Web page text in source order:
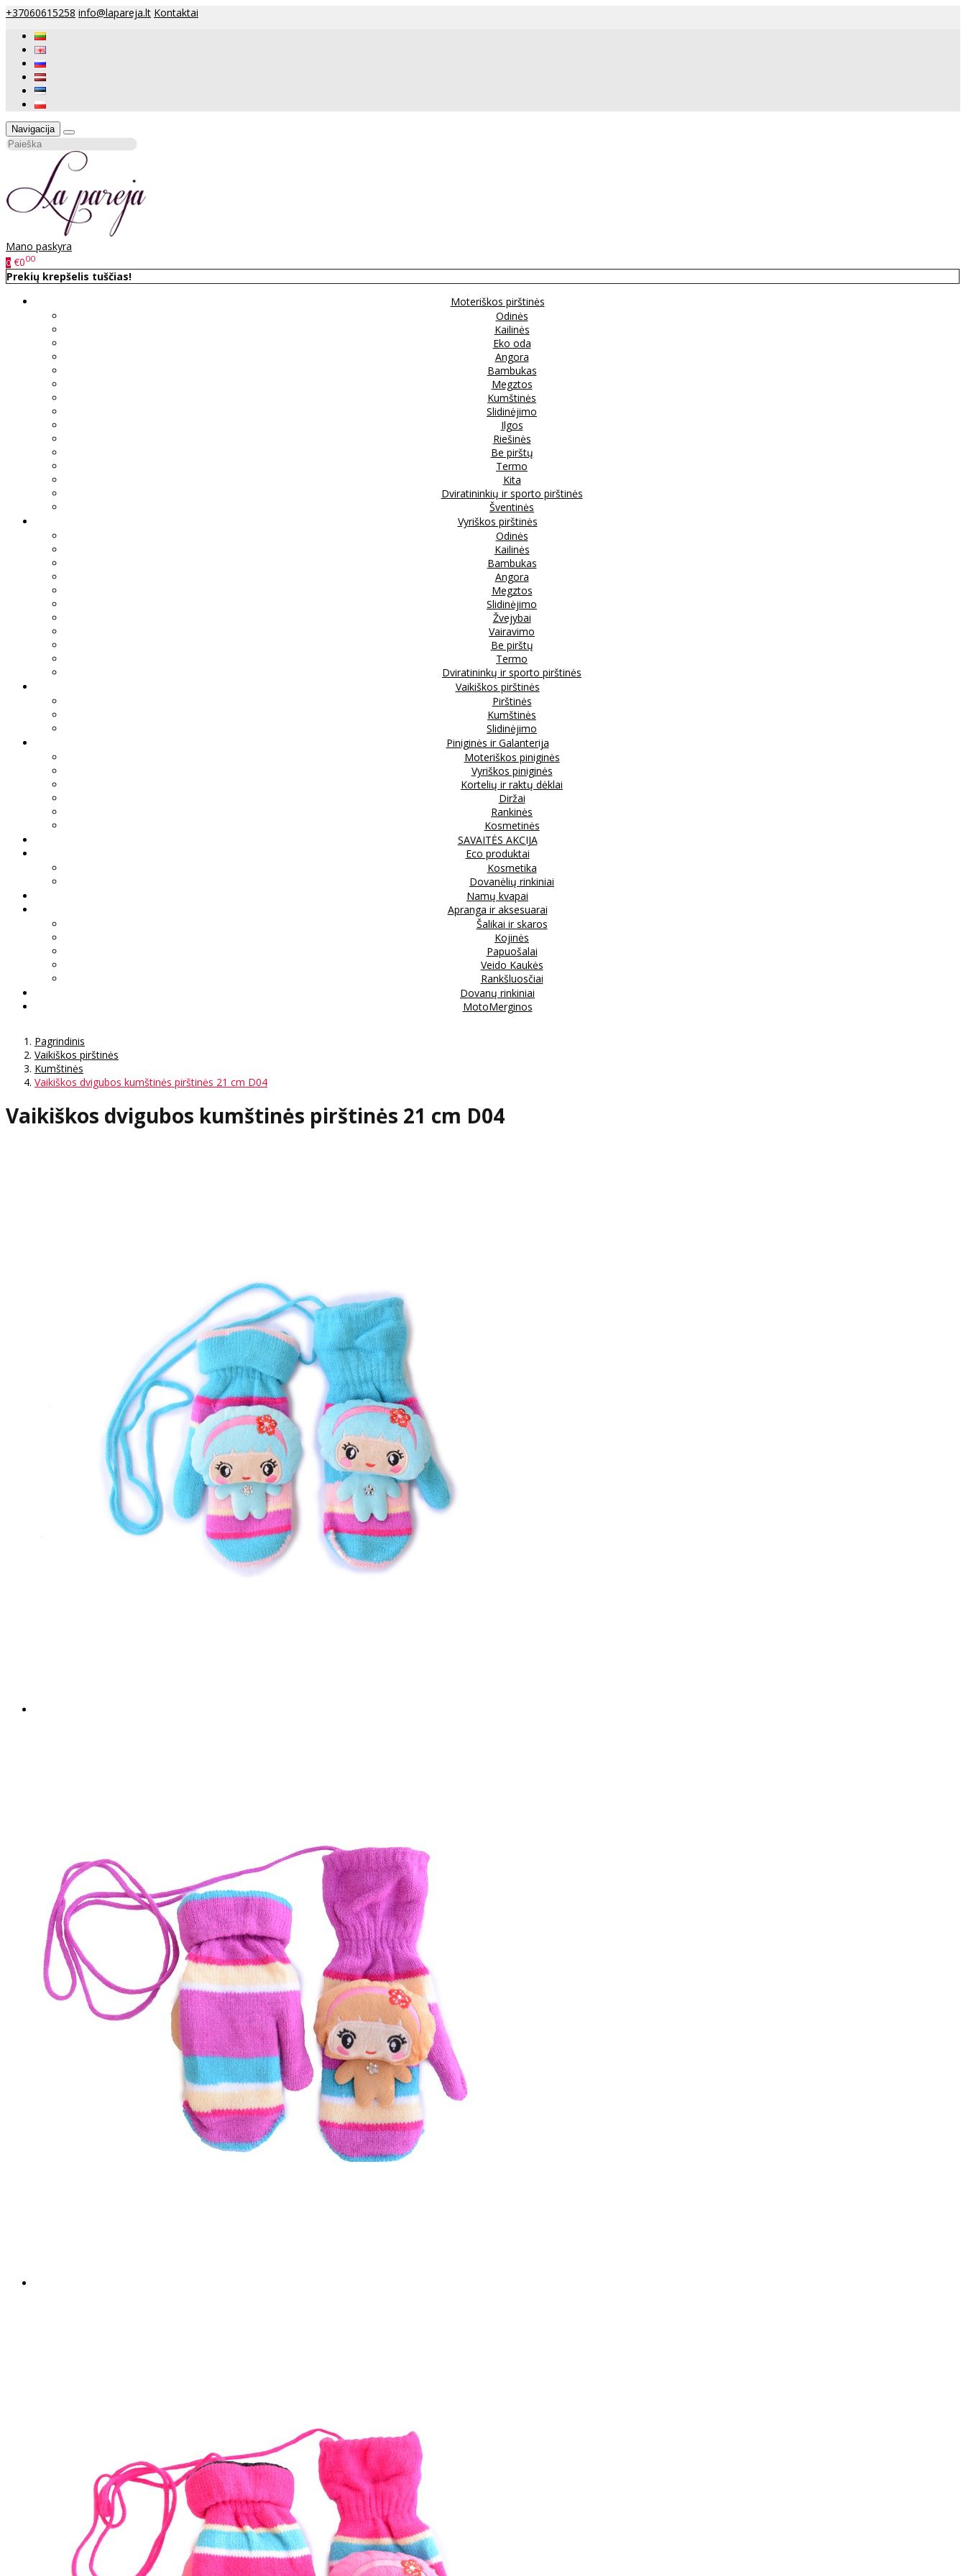
+37060615258 info@lapareja.lt Kontaktai
Navigacija
Mano paskyra
0 €000
Prekių krepšelis tuščias!
Moteriškos pirštinės
Odinės
Kailinės
Eko oda
Angora
Bambukas
Megztos
Kumštinės
Slidinėjimo
Ilgos
Riešinės
Be pirštų
Termo
Kita
Dviratininkių ir sporto pirštinės
Šventinės
Vyriškos pirštinės
Odinės
Kailinės
Bambukas
Angora
Megztos
Slidinėjimo
Žvejybai
Vairavimo
Be pirštų
Termo
Dviratininkų ir sporto pirštinės
Vaikiškos pirštinės
Pirštinės
Kumštinės
Slidinėjimo
Piniginės ir Galanterija
Moteriškos piniginės
Vyriškos piniginės
Kortelių ir raktų dėklai
Diržai
Rankinės
Kosmetinės
SAVAITĖS AKCIJA
Eco produktai
Kosmetika
Dovanėlių rinkiniai
Namų kvapai
Apranga ir aksesuarai
Šalikai ir skaros
Kojinės
Papuošalai
Veido Kaukės
Rankšluosčiai
Dovanų rinkiniai
MotoMerginos
Pagrindinis
Vaikiškos pirštinės
Kumštinės
Vaikiškos dvigubos kumštinės pirštinės 21 cm D04
Vaikiškos dvigubos kumštinės pirštinės 21 cm D04